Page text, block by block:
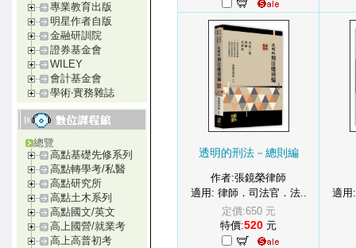
專業教育出版
明星作者自版
金融研訓院
證券基金會
WILEY
會計基金會
學術‧實務雜誌
總覽
高點基礎先修系列
高點轉學考/私醫
高點研究所
高點土木系列
高點國文/英文
高上國營/就業考
高上高普初考
透明的刑法－總則編
作者:張鏡榮律師
適用: 律師．司法官．法..
定價:650 元
特價:520 元
適用